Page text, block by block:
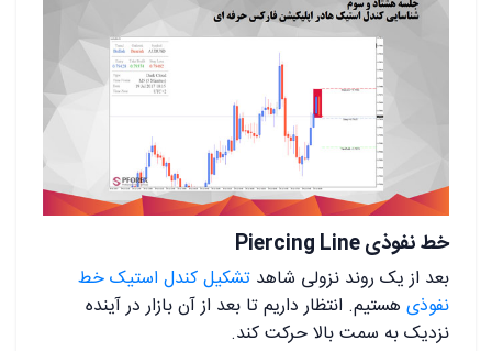
خط نفوذی Piercing Line
بعد از یک روند نزولی شاهد تشکیل کندل استیک خط
نفوذی هستیم. انتظار داریم تا بعد از آن بازار در آینده
نزدیک به سمت بالا حرکت کند.